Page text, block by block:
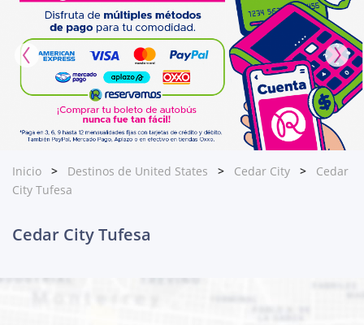
Inicio Destinos de United States Cedar City
Cedar
City Tufesa
Cedar City Tufesa